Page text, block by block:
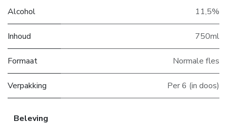
Alcohol 11,5%
Inhoud 750ml
Formaat Normale fles
Verpakking Per 6 (in doos)
Beleving